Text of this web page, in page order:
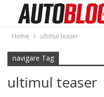
Home ultimul teaser
navigare Tag
ultimul teaser